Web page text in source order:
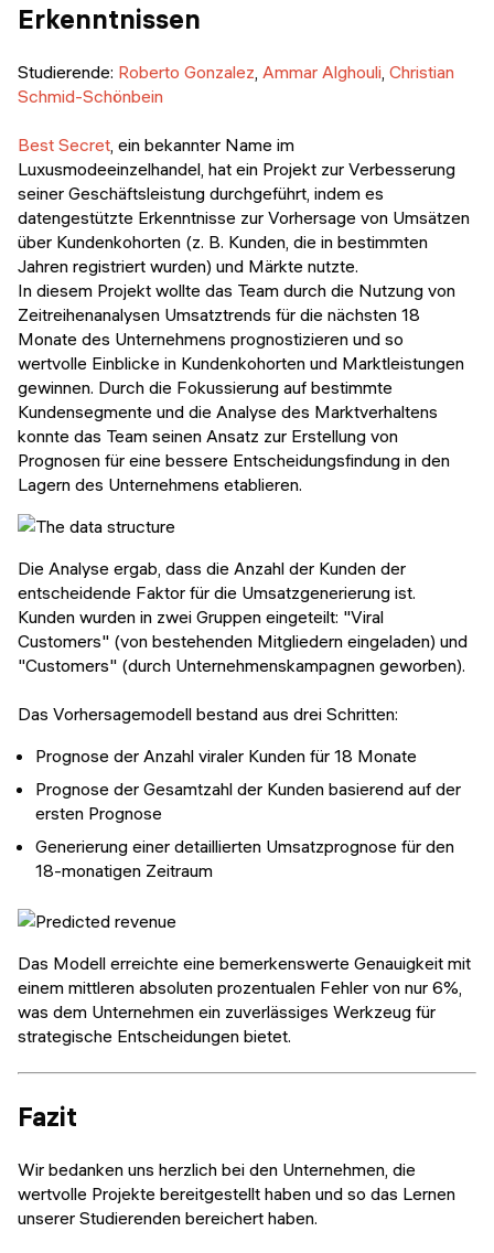
Erkenntnissen
Studierende: Roberto Gonzalez Ammar Alghouli Christian
Schmid-Schönbein
Best Secret , ein bekannter Name im
Luxusmodeeinzelhandel, hat ein Projekt zur Verbesserung
seiner Geschäftsleistung durchgeführt, indem es
datengestützte Erkenntnisse zur Vorhersage von Umsätzen
über Kundenkohorten (z. B. Kunden, die in bestimmten
Jahren registriert wurden) und Märkte nutzte.
In diesem Projekt wollte das Team durch die Nutzung von
Zeitreihenanalysen Umsatztrends für die nächsten 18
Monate des Unternehmens prognostizieren und so
wertvolle Einblicke in Kundenkohorten und Marktleistungen
gewinnen. Durch die Fokussierung auf bestimmte
Kundensegmente und die Analyse des Marktverhaltens
konnte das Team seinen Ansatz zur Erstellung von
Prognosen für eine bessere Entscheidungsfindung in den
Lagern des Unternehmens etablieren.
Die Analyse ergab, dass die Anzahl der Kunden der
entscheidende Faktor für die Umsatzgenerierung ist.
Kunden wurden in zwei Gruppen eingeteilt: "Viral
Customers" (von bestehenden Mitgliedern eingeladen) und
"Customers" (durch Unternehmenskampagnen geworben).
Das Vorhersagemodell bestand aus drei Schritten:
Prognose der Anzahl viraler Kunden für 18 Monate
Prognose der Gesamtzahl der Kunden basierend auf der
ersten Prognose
Generierung einer detaillierten Umsatzprognose für den
18-monatigen Zeitraum
Das Modell erreichte eine bemerkenswerte Genauigkeit mit
einem mittleren absoluten prozentualen Fehler von nur 6%,
was dem Unternehmen ein zuverlässiges Werkzeug für
strategische Entscheidungen bietet.
Fazit
Wir bedanken uns herzlich bei den Unternehmen, die
wertvolle Projekte bereitgestellt haben und so das Lernen
unserer Studierenden bereichert haben.